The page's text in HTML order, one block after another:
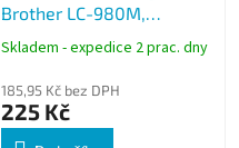
Brother LC-980M,
purpurová
Skladem - expedice 2 prac. dny
185,95 Kč bez DPH
225 Kč